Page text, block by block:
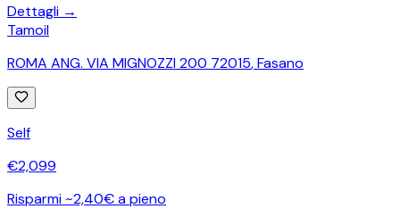
Dettagli →
Tamoil
ROMA ANG. VIA MIGNOZZI 200 72015,Fasano
Self
€2,099
Risparmi ~2,40€ a pieno